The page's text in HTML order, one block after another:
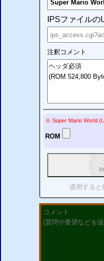
IPSファイルの
注釈コメント
※ Super Mario World
ROM
適用すると